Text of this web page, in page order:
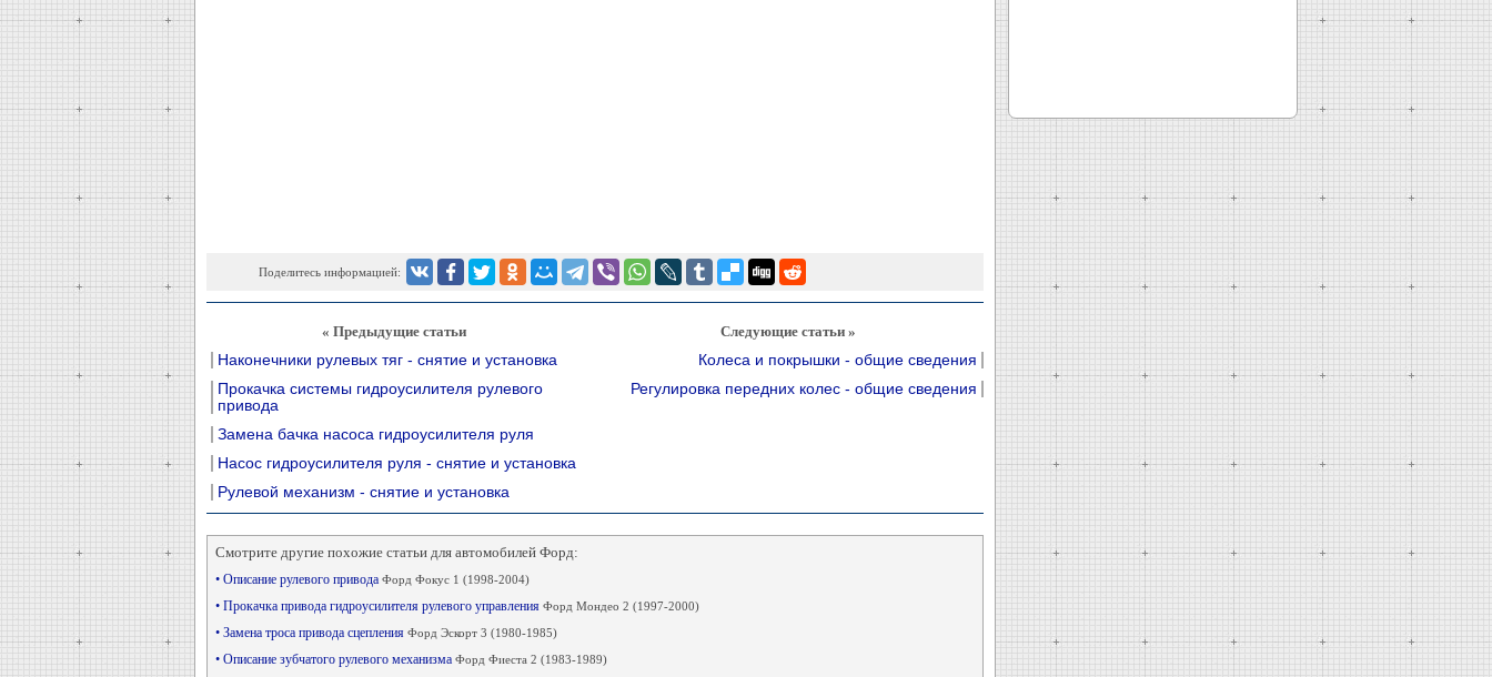
Поделитесь информацией:
« Предыдущие статьи
Наконечники рулевых тяг - снятие и установка
Прокачка системы гидроусилителя рулевого
привода
Замена бачка насоса гидроусилителя руля
Насос гидроусилителя руля - снятие и установка
Рулевой механизм - снятие и установка
Следующие статьи »
Колеса и покрышки - общие сведения
Регулировка передних колес - общие сведения
Смотрите другие похожие статьи для автомобилей Форд:
• Описание рулевого привода Форд Фокус 1 (1998-2004)
• Прокачка привода гидроусилителя рулевого управления Форд Мондео 2 (1997-2000)
• Замена троса привода сцепления Форд Эскорт 3 (1980-1985)
• Описание зубчатого рулевого механизма Форд Фиеста 2 (1983-1989)